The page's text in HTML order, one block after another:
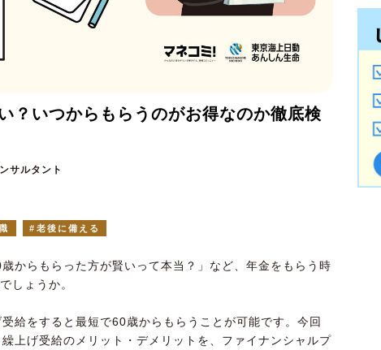
？いつからもらうのがお得なのか徹底検
サルタント
老後に備える
からもらった方が賢いって本当？」など、年金をもらう時
しょうか。
給をすると最短で60歳からもらうことが可能です。今回
上げ受給のメリット・デメリットを、ファイナンシャルプ